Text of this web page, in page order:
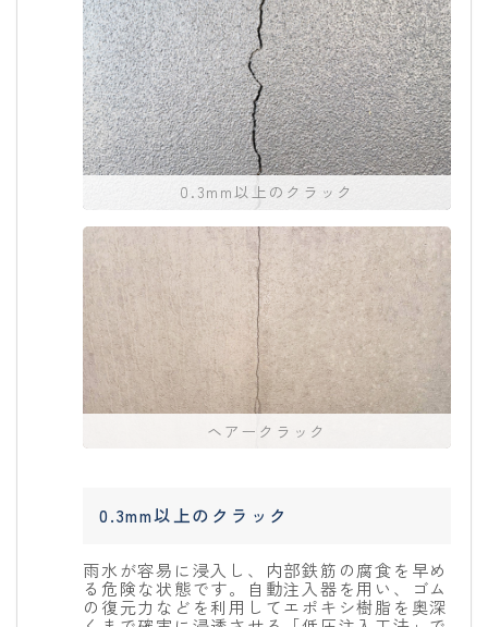
0.3mm以上のクラック
ヘアークラック
0.3mm以上のクラック
雨水が容易に浸入し、内部鉄筋の腐食を早め
る危険な状態です。自動注入器を用い、ゴム
の復元力などを利用してエポキシ樹脂を奥深